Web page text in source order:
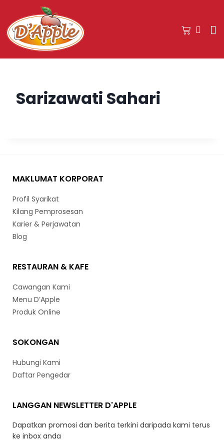
Sarizawati Sahari
MAKLUMAT KORPORAT
Profil Syarikat
Kilang Pemprosesan
Karier & Perjawatan
Blog
RESTAURAN & KAFE
Cawangan Kami
Menu D’Apple
Produk Online
SOKONGAN
Hubungi Kami
Daftar Pengedar
LANGGAN NEWSLETTER D'APPLE
Dapatkan promosi dan berita terkini daripada kami terus
ke inbox anda